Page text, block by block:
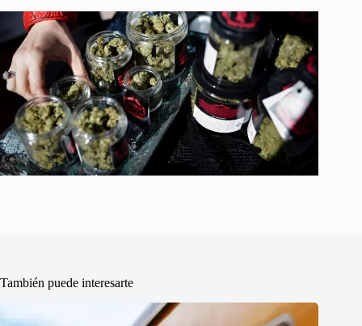
También puede interesarte